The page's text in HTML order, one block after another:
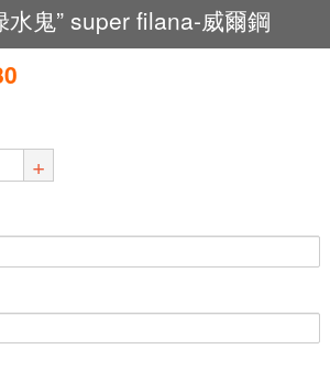
水鬼” super filana-威爾鋼
+